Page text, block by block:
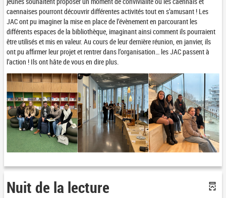
caennaises pourront découvrir différentes activités tout en s’amusant ! Les
JAC ont pu imaginer la mise en place de l’évènement en parcourant les
différents espaces de la bibliothèque, imaginant ainsi comment ils pourraient
être utilisés et mis en valeur. Au cours de leur dernière réunion, en janvier, ils
ont pu affirmer leur projet et rentrer dans l’organisation… les JAC passent à
l’action ! Ils ont hâte de vous en dire plus.
Nuit de la lecture